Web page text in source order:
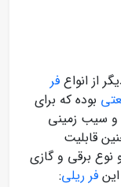
از انواع فر
بوده که برای
و سیب زمینی
قابلیت
دو نوع برقی و گازی
فر ریلی: